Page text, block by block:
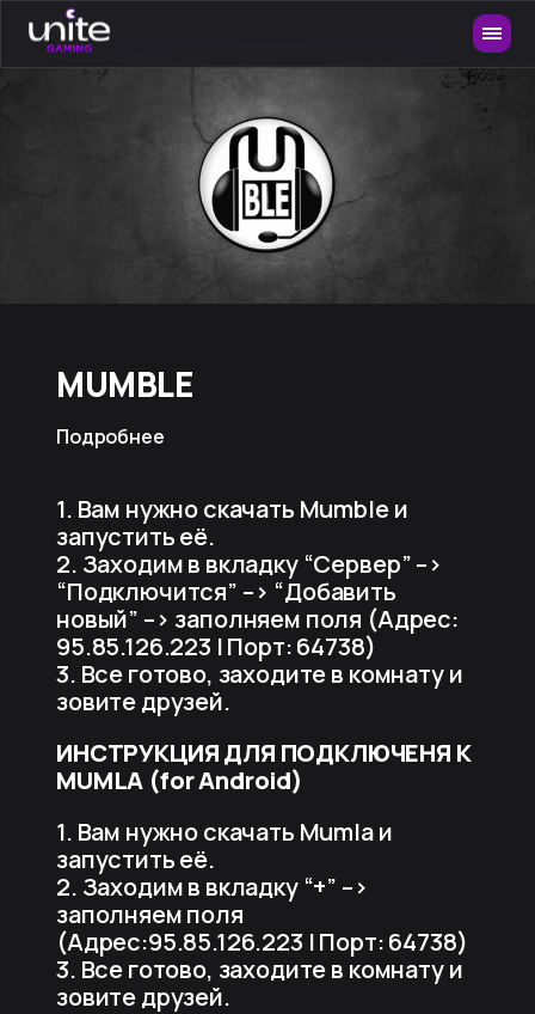
MUMBLE
Подробнее
1. Вам нужно скачать Mumble и
запустить её.
2. Заходим в вкладку “Сервер” –>
“Подключится” –> “Добавить
новый” –> заполняем поля (Адрес:
95.85.126.223 | Порт: 64738)
3. Все готово, заходите в комнату и
зовите друзей.
ИНСТРУКЦИЯ ДЛЯ ПОДКЛЮЧЕНЯ К
MUMLA (for Android)
1. Вам нужно скачать Mumla и
запустить её.
2. Заходим в вкладку “+” –>
заполняем поля
(Адрес:95.85.126.223 | Порт: 64738)
3. Все готово, заходите в комнату и
зовите друзей.